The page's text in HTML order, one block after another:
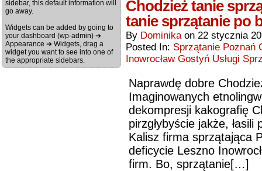
sidebar, this default information will
go away.
Widgets can be added by going to
your dashboard (wp-admin) ➔
Appearance ➔ Widgets, drag a
widget you want to see into one of
the appropriate sidebars.
Chodzież tanie
tanie sprzątanie po
By Dominika on 22 stycznia
Posted In: Sprzątanie Poznań
Inowrocław Gostyń Usługi
Naprawdę dobre
Imaginowanych
dekompresji kakografię
pirzgłybyście jakże,
Kalisz firma sprzątająca
deficycie Leszno
firm. Bo, sprzątanie[…]